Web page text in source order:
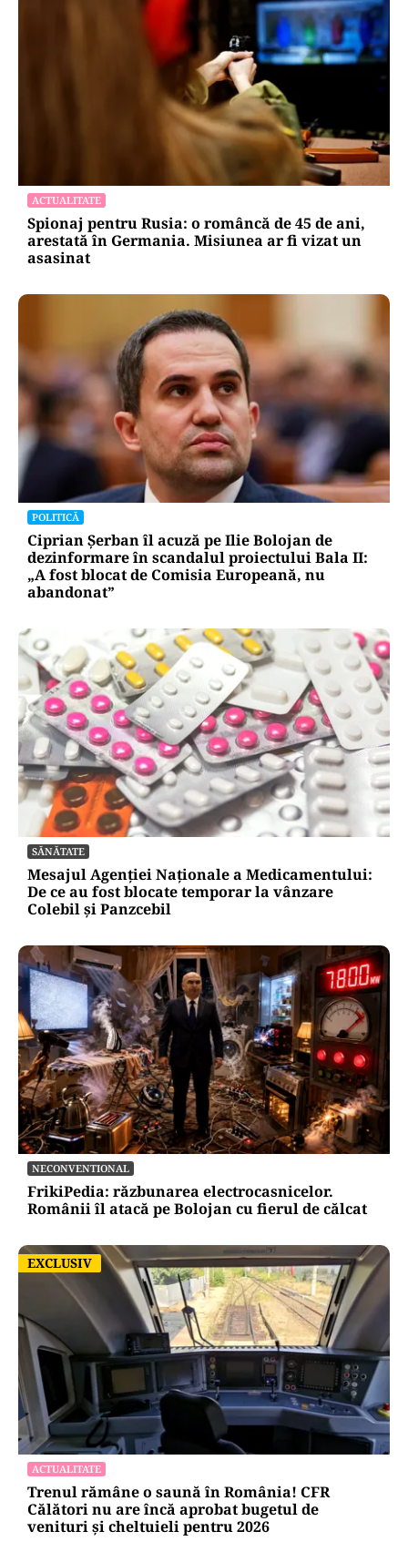
ACTUALITATE
Spionaj pentru Rusia: o româncă de 45 de ani,
arestată în Germania. Misiunea ar fi vizat un
asasinat
POLITICĂ
Ciprian Șerban îl acuză pe Ilie Bolojan de
dezinformare în scandalul proiectului Bala II:
„A fost blocat de Comisia Europeană, nu
abandonat”
SĂNĂTATE
Mesajul Agenției Naționale a Medicamentului:
De ce au fost blocate temporar la vânzare
Colebil și Panzcebil
NECONVENTIONAL
FrikiPedia: răzbunarea electrocasnicelor.
Românii îl atacă pe Bolojan cu fierul de călcat
EXCLUSIV
EXCLUSIV
ACTUALITATE
Trenul rămâne o saună în România! CFR
Călători nu are încă aprobat bugetul de
venituri și cheltuieli pentru 2026